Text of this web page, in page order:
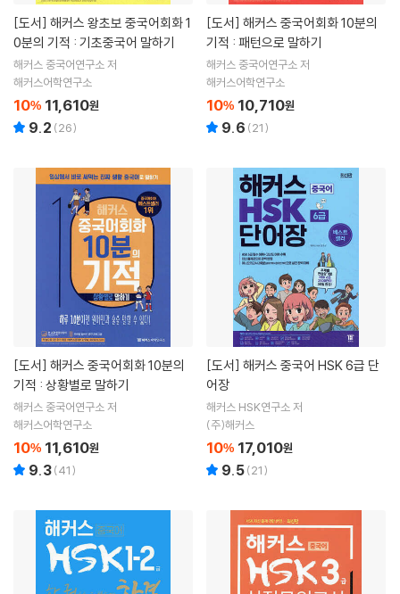
[도서]
0분의 기적 : 기초중국어 말하기
해커스 중국어연구소 저
해커스어학연구소
10% 11,610원
9.2 (26)
[도서]
기적 : 패턴으로 말하기
해커스 중국어연구소 저
해커스어학연구소
10% 10,710원
9.6 (21)
[도서]
기적 : 상황별로 말하기
해커스 중국어연구소 저
해커스어학연구소
10% 11,610원
9.3(41)
[도서]
어장
해커스 HSK연구소 저
(주)해커스
10% 17,010원
9.5(21)